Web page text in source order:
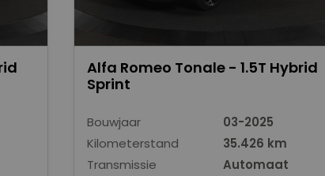
Alfa Romeo Tonale - 1.5T Hybrid
Sprint
Bouwjaar
03-2025
Kilometerstand
35.426 km
Transmissie
Automaat